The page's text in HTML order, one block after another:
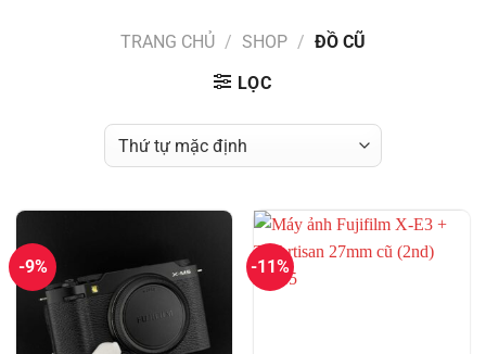
TRANG CHỦ / SHOP / ĐỒ CŨ
LỌC
-9% -11%